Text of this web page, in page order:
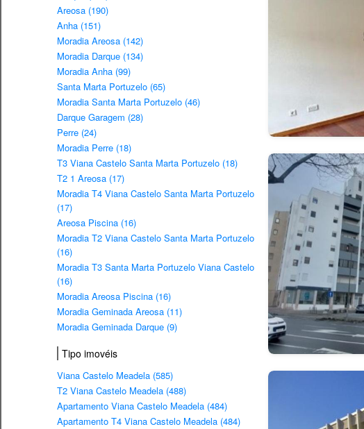
Areosa (190)
Anha (151)
Moradia Areosa (142)
Moradia Darque (134)
Moradia Anha (99)
Santa Marta Portuzelo (65)
Moradia Santa Marta Portuzelo (46)
Darque Garagem (28)
Perre (24)
Moradia Perre (18)
T3 Viana Castelo Santa Marta Portuzelo (18)
T2 1 Areosa (17)
Moradia T4 Viana Castelo Santa Marta Portuzelo
(17)
Areosa Piscina (16)
Moradia T2 Viana Castelo Santa Marta Portuzelo
(16)
Moradia T3 Santa Marta Portuzelo Viana Castelo
(16)
Moradia Areosa Piscina (16)
Moradia Geminada Areosa (11)
Moradia Geminada Darque (9)
Tipo imovéis
Viana Castelo Meadela (585)
T2 Viana Castelo Meadela (488)
Apartamento Viana Castelo Meadela (484)
Apartamento T4 Viana Castelo Meadela (484)